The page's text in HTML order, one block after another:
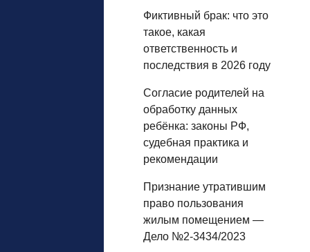
Фиктивный брак: что это
такое, какая
ответственность и
последствия в 2026 году
Согласие родителей на
обработку данных
ребёнка: законы РФ,
судебная практика и
рекомендации
Признание утратившим
право пользования
жилым помещением —
Дело №2-3434/2023